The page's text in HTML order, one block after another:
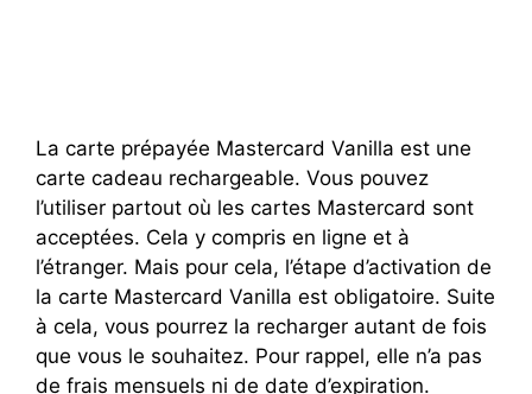
La carte prépayée Mastercard Vanilla est une
carte cadeau rechargeable. Vous pouvez
l’utiliser partout où les cartes Mastercard sont
acceptées. Cela y compris en ligne et à
l’étranger. Mais pour cela, l’étape d’activation de
la carte Mastercard Vanilla est obligatoire. Suite
à cela, vous pourrez la recharger autant de fois
que vous le souhaitez. Pour rappel, elle n’a pas
de frais mensuels ni de date d’expiration.